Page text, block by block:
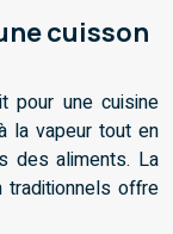
cuisson
pour une cuisine
la vapeur tout en
des aliments. La
traditionnels offre